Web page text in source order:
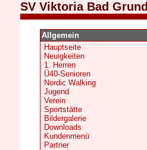
SV Viktoria Bad Grund
Allgemein
Hauptseite
Neuigkeiten
1. Herren
Ü40-Senioren
Nordic Walking
Jugend
Verein
Sportstätte
Bildergalerie
Downloads
Kundenmenü
Partner